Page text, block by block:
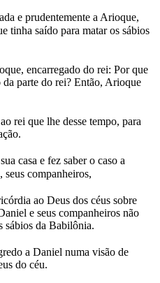
e prudentemente a Arioque,
tinha saído para matar os sábios
encarregado do rei: Por que
da parte do rei? Então, Arioque
rei que lhe desse tempo, para
casa e fez saber o caso a
companheiros,
ao Deus dos céus sobre
e seus companheiros não
sábios da Babilônia.
a Daniel numa visão de
do céu.